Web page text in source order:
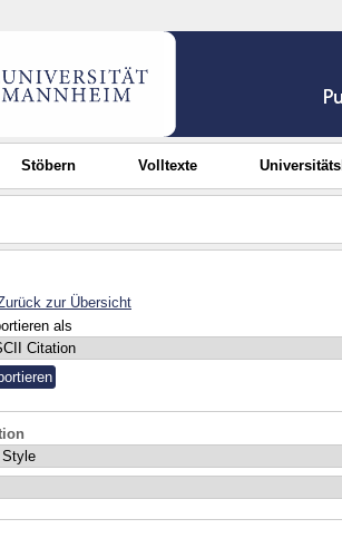
Stöbern Volltexte
zur Übersicht
als